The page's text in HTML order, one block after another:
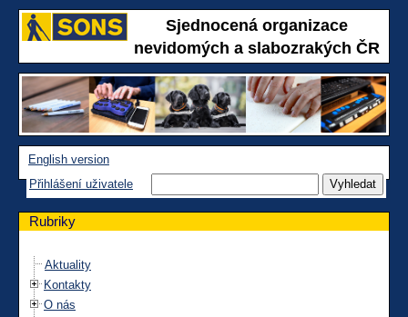
Sjednocená organizace
nevidomých a slabozrakých ČR
English version
Přihlášení uživatele
Rubriky
Aktuality
Kontakty
O nás